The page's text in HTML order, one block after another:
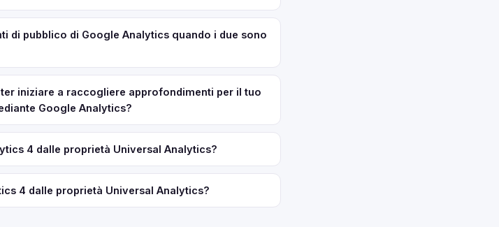
di pubblico di Google Analytics quando i due sono
iniziare a raccogliere approfondimenti per il tuo
Google Analytics?
4 dalle proprietà Universal Analytics?
4 dalle proprietà Universal Analytics?